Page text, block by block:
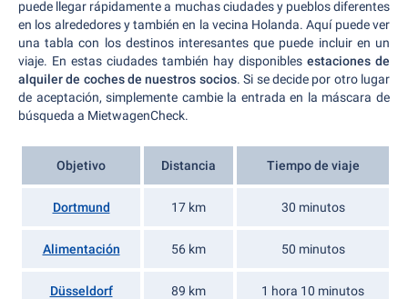
puede llegar rápidamente a muchas ciudades y pueblos diferentes
en los alrededores y también en la vecina Holanda. Aquí puede ver
una tabla con los destinos interesantes que puede incluir en un
viaje. En estas ciudades también hay disponibles estaciones de
alquiler de coches de nuestros socios. Si se decide por otro lugar
de aceptación, simplemente cambie la entrada en la máscara de
búsqueda a MietwagenCheck.
Objetivo Distancia Tiempo de viaje
Dortmund 17 km 30 minutos
Alimentación 56 km 50 minutos
Düsseldorf 89 km 1 hora 10 minutos